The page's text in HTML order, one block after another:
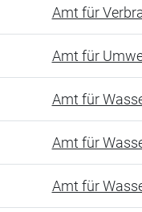
Amt für
Amt für
Amt für
Amt für
Amt für